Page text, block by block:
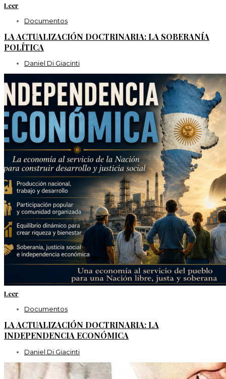
Leer
Documentos
LA ACTUALIZACIÓN DOCTRINARIA: LA SOBERANÍA
POLÍTICA
Daniel Di Giacinti
Leer
Documentos
LA ACTUALIZACIÓN DOCTRINARIA: LA
INDEPENDENCIA ECONÓMICA
Daniel Di Giacinti